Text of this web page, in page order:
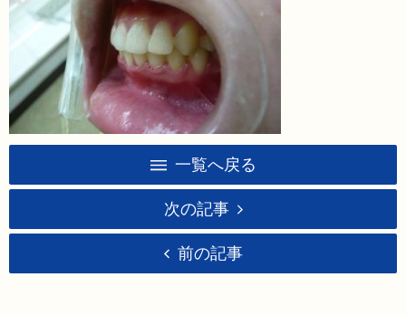
一覧へ戻る
次の記事
前の記事